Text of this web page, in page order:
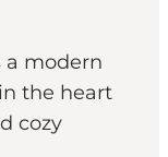
a modern
the heart
cozy